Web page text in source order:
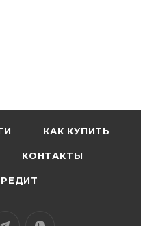
КАК КУПИТЬ
КОНТАКТЫ